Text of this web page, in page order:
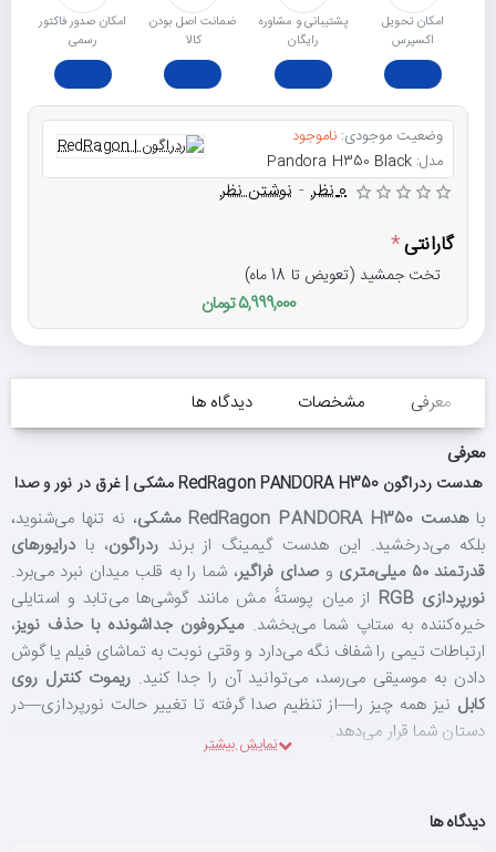
امکان تحویل
اکسپرس
پشتیبانی و مشاوره
رایگان
ﺿﻤﺎﻧﺖ اﺻﻞ ﺑﻮدن
ﮐﺎﻟﺎ
امکان صدور فاکتور
رسمی
وضعیت موجودی: ناموجود
مدل: Pandora H350 Black
0 نظر - نوشتن نظر
گارانتی
تخت جمشید (تعویض تا 18 ماه)
5,999,000 تومان
معرفی مشخصات
دیدگاه ها
معرفی
هدست ردراگون RedRagon PANDORA H350 مشکی | غرق در نور و صدا
باهدست RedRagon PANDORA H350 مشکی
، نه تنها می‌شنوید،
بلکه می‌درخشید. این هدست گیمینگ از برند ردراگون، بادرایورهای
قدرتمند ۵۰ میلی‌متری
و صدای فراگیر، شما را به قلب میدان نبرد می‌برد.
نورپردازی RGB
از میان پوستهٔ مش مانند گوشی‌ها می‌تابد و استایلی
خیره‌کننده به ستاپ شما می‌بخشد.میکروفون جداشونده با حذف نویز،
ارتباطات تیمی را شفاف نگه می‌دارد و وقتی نوبت به تماشای فیلم یا گوش
دادن به موسیقی می‌رسد، می‌توانید آن را جدا کنید. ریموت کنترل روی
کابل نیز همه چیز را—از تنظیم صدا گرفته تا تغییر حالت نورپردازی—در
دستان شما قرار می‌دهد.
قدرت صدای ۵۰ میلی‌متری؛ هیچ جزئیاتی از دست نمی‌رود
دیدگاه ها